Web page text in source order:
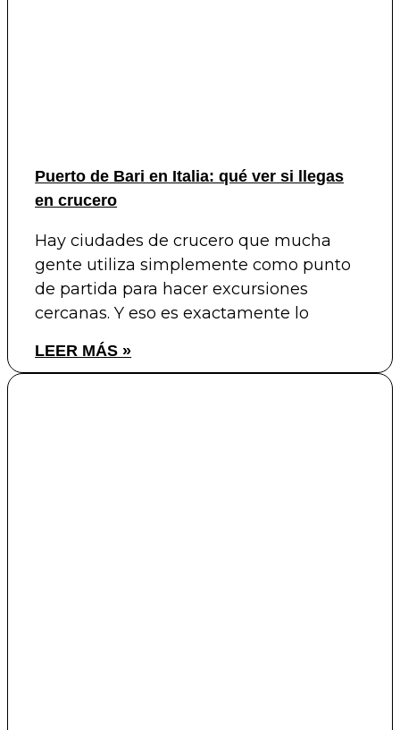
Puerto de Bari en Italia: qué ver si llegas
en crucero
Hay ciudades de crucero que mucha
gente utiliza simplemente como punto
de partida para hacer excursiones
cercanas. Y eso es exactamente lo
LEER MÁS »